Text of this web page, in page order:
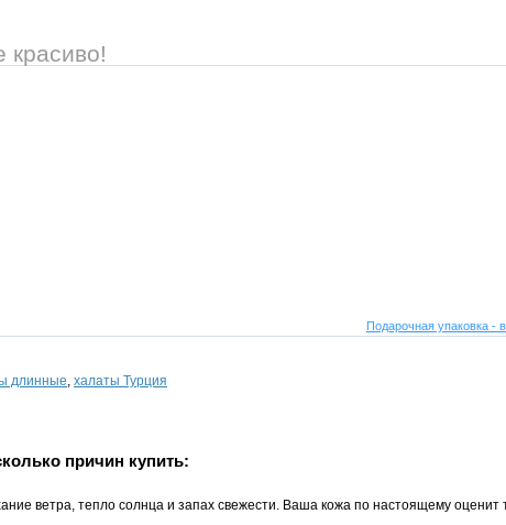
Подарочная упаковка -
длинные, халаты Турция
причин купить:
ветра, тепло солнца и запах свежести. Ваша кожа по настоящему оценит